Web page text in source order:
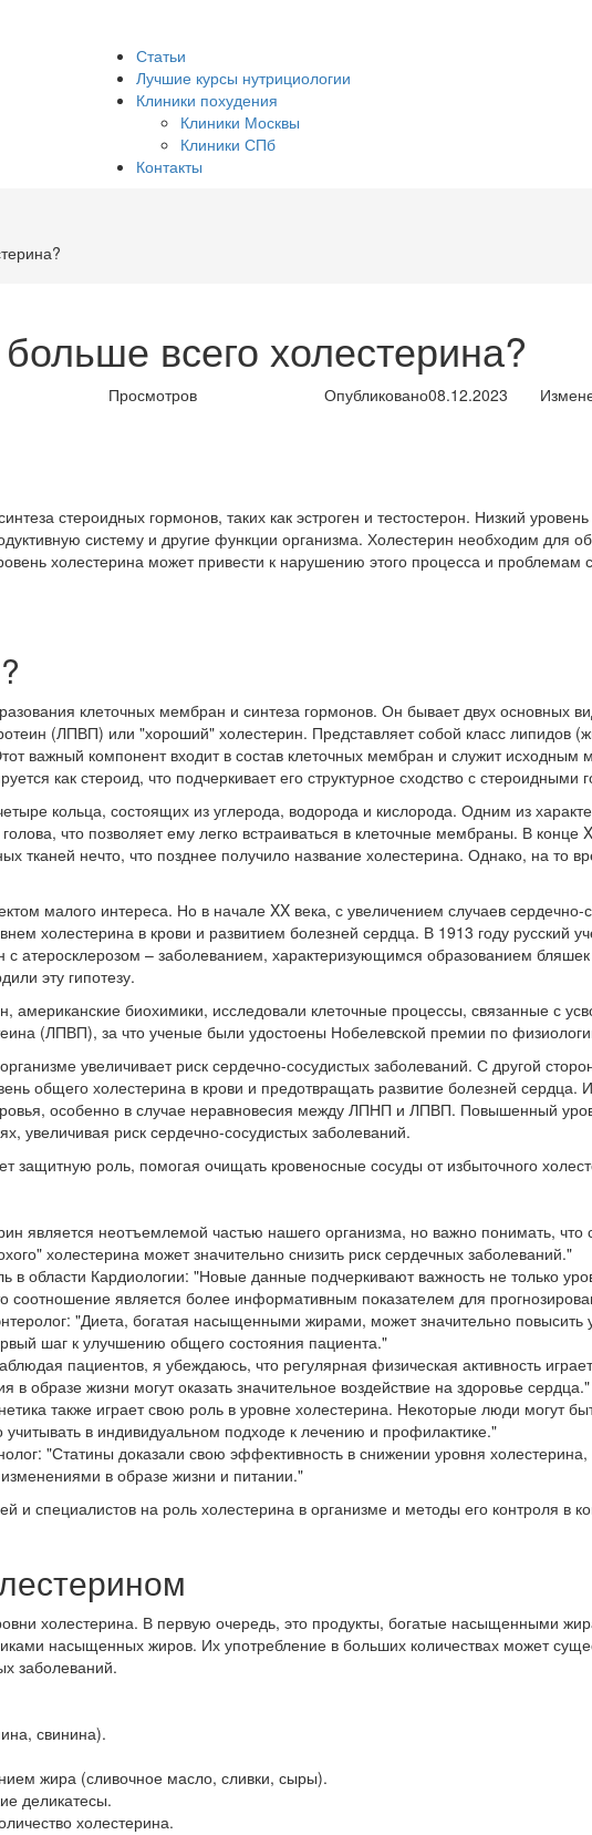
Статьи
Лучшие курсы нутрициологии
Клиники похудения
Клиники Москвы
Клиники СПб
Контакты
всего холестерина?
Просмотров Опубликовано08.12.2023
стероидных гормонов, таких как эстроген и тестостерон. Низкий
систему и другие функции организма. Холестерин необходим для
холестерина может привести к нарушению этого процесса и проблемам
клеточных мембран и синтеза гормонов. Он бывает двух основных
(ЛПВП) или "хороший" холестерин. Представляет собой класс липидов
важный компонент входит в состав клеточных мембран и служит
как стероид, что подчеркивает его структурное сходство с стероидными
кольца, состоящих из углерода, водорода и кислорода. Одним из
что позволяет ему легко встраиваться в клеточные мембраны. В конце
тканей нечто, что позднее получило название холестерина. Однако, на то
малого интереса. Но в начале XX века, с увеличением случаев
холестерина в крови и развитием болезней сердца. В 1913 году русский
атеросклерозом – заболеванием, характеризующимся образованием
эту гипотезу.
биохимики, исследовали клеточные процессы, связанные с
(ЛПВП), за что ученые были удостоены Нобелевской премии по
увеличивает риск сердечно-сосудистых заболеваний. С другой
общего холестерина в крови и предотвращать развитие болезней сердца.
особенно в случае неравновесия между ЛПНП и ЛПВП. Повышенный
увеличивая риск сердечно-сосудистых заболеваний.
защитную роль, помогая очищать кровеносные сосуды от избыточного
является неотъемлемой частью нашего организма, но важно понимать,
холестерина может значительно снизить риск сердечных заболеваний."
области Кардиологии: "Новые данные подчеркивают важность не только
является более информативным показателем для
"Диета, богатая насыщенными жирами, может значительно повысить
шаг к улучшению общего состояния пациента."
пациентов, я убеждаюсь, что регулярная физическая активность
образе жизни могут оказать значительное воздействие на здоровье сердца."
также играет свою роль в уровне холестерина. Некоторые люди могут
в индивидуальном подходе к лечению и профилактике."
"Статины доказали свою эффективность в снижении уровня
в образе жизни и питании."
и специалистов на роль холестерина в организме и методы его контроля в
холестерина. В первую очередь, это продукты, богатые насыщенными
насыщенных жиров. Их употребление в больших количествах может
заболеваний.
свинина).
жира (сливочное масло, сливки, сыры).
деликатесы.
холестерина.